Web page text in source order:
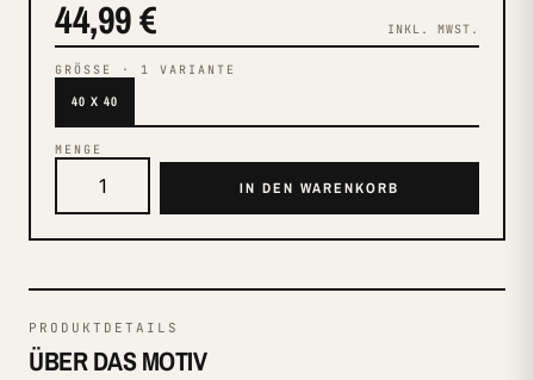
44,99 € INKL. MWST.
GRÖSSE · 1 VARIANTE
40 X 40
MENGE
IN DEN WARENKORB
PRODUKTDETAILS
ÜBER DAS MOTIV